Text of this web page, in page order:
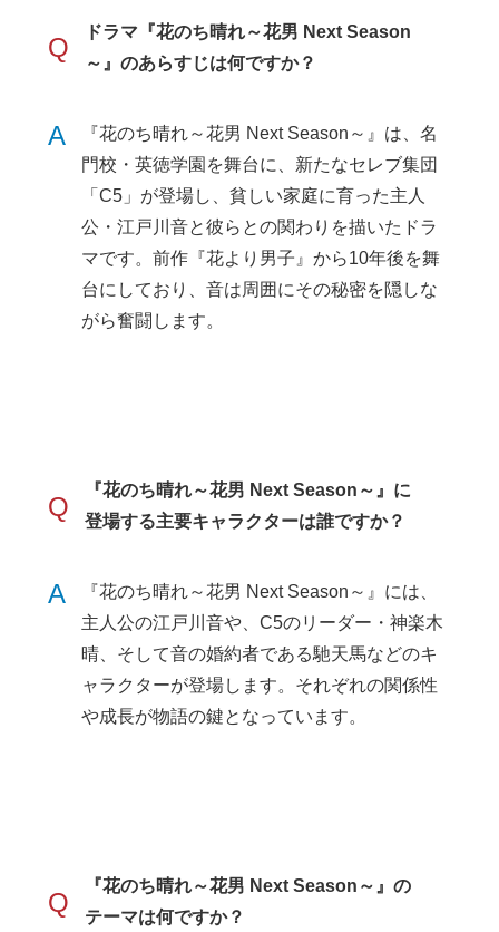
Q
ドラマ『花のち晴れ～花男 Next Season
～』のあらすじは何ですか？
A
『花のち晴れ～花男 Next Season～』は、名
門校・英徳学園を舞台に、新たなセレブ集団
「C5」が登場し、貧しい家庭に育った主人
公・江戸川音と彼らとの関わりを描いたドラ
マです。前作『花より男子』から10年後を舞
台にしており、音は周囲にその秘密を隠しな
がら奮闘します。
Q
『花のち晴れ～花男 Next Season～』に
登場する主要キャラクターは誰ですか？
A
『花のち晴れ～花男 Next Season～』には、
主人公の江戸川音や、C5のリーダー・神楽木
晴、そして音の婚約者である馳天馬などのキ
ャラクターが登場します。それぞれの関係性
や成長が物語の鍵となっています。
Q
『花のち晴れ～花男 Next Season～』の
テーマは何ですか？